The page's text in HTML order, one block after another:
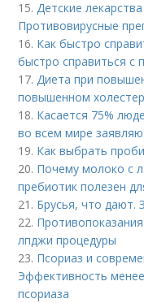
15.Детские
Противовирусные
16. Как быстро
быстро справиться с
17.Диета при
повышенном
18. Касается 75%
во всем мире
19. Как выбрать
20. Почему молоко с
пребиотик полезен
21. Брусья, что дают.
22.
лпджи процедуры
23. Псориаз и
Эффективность
псориаза